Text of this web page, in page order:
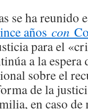
se ha reunido
años con
para el
a la
sobre el
de la
en caso